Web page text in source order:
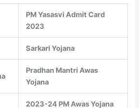
PM Yasasvi Admit Card
2023
Sarkari Yojana
Pradhan Mantri Awas
Yojana
2023-24 PM Awas Yojana